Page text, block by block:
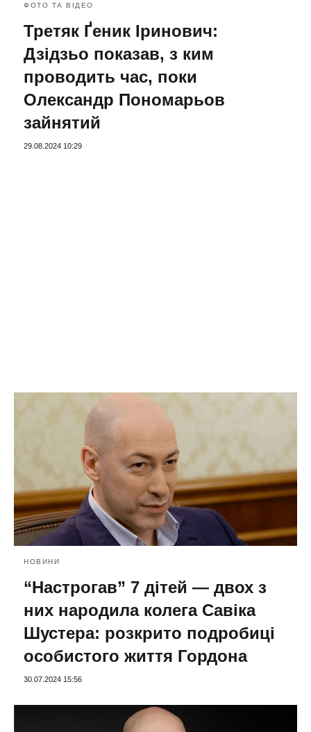
ФОТО ТА ВІДЕО
Третяк Ґеник Іринович:
Дзідзьо показав, з ким
проводить час, поки
Олександр Пономарьов
зайнятий
29.08.2024 10:29
НОВИНИ
“Настрогав” 7 дітей — двох з
них народила колега Савіка
Шустера: розкрито подробиці
особистого життя Гордона
30.07.2024 15:56